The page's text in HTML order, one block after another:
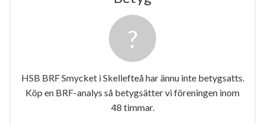
HSB BRF Smycket i Skellefteå har ännu inte betygsatts.
Köp en BRF-analys så betygsätter vi föreningen inom
48 timmar.